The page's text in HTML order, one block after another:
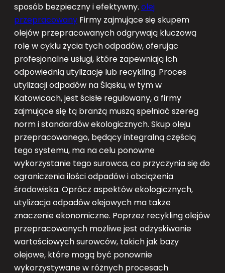
sposób bezpieczny i efektywny. olej
przepracowany Firmy zajmujące się skupem
olejów przepracowanych odgrywają kluczową
rolę w cyklu życia tych odpadów, oferując
profesjonalne usługi, które zapewniają ich
odpowiednią utylizację lub recykling. Proces
utylizacji odpadów na Śląsku, w tym w
Katowicach, jest ścisłe regulowany, a firmy
zajmujące się tą branżą muszą spełniać szereg
norm i standardów ekologicznych. Skup oleju
przepracowanego, będący integralną częścią
tego systemu, ma na celu ponowne
wykorzystanie tego surowca, co przyczynia się do
ograniczenia ilości odpadów i obciążenia
środowiska. Oprócz aspektów ekologicznych,
utylizacja odpadów olejowych ma także
znaczenie ekonomiczne. Poprzez recykling olejów
przepracowanych możliwe jest odzyskiwanie
wartościowych surowców, takich jak bazy
olejowe, które mogą być ponownie
wykorzystywane w różnych procesach